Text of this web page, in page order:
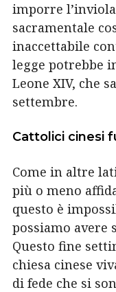
imporre
sacramentale
inaccettabile
legge potrebbe
Leone XIV, che
settembre.
Cattolici cinesi
Come in altre
più o meno
questo è
possiamo avere
Questo fine
chiesa cinese
di fede che si